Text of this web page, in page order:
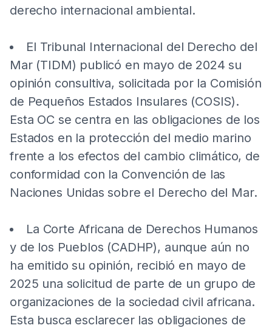
derecho internacional ambiental.
El Tribunal Internacional del Derecho del
Mar (TIDM) publicó en mayo de 2024 su
opinión consultiva, solicitada por la Comisión
de Pequeños Estados Insulares (COSIS).
Esta OC se centra en las obligaciones de los
Estados en la protección del medio marino
frente a los efectos del cambio climático, de
conformidad con la Convención de las
Naciones Unidas sobre el Derecho del Mar.
La Corte Africana de Derechos Humanos
y de los Pueblos (CADHP), aunque aún no
ha emitido su opinión, recibió en mayo de
2025 una solicitud de parte de un grupo de
organizaciones de la sociedad civil africana.
Esta busca esclarecer las obligaciones de